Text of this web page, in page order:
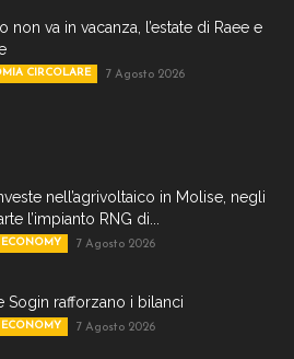
non va in vacanza, l’estate di Raee e
CIRCOLARE 7 Agosto 2026
nell’agrivoltaico in Molise, negli
l’impianto RNG di...
ECONOMY 7 Agosto 2026
Sogin rafforzano i bilanci
ECONOMY 7 Agosto 2026